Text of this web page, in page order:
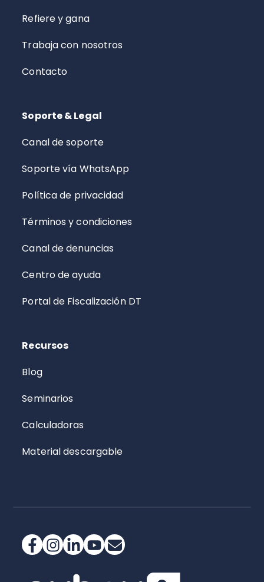
Refiere y gana
Trabaja con nosotros
Contacto
Soporte & Legal
Canal de soporte
Soporte vía WhatsApp
Política de privacidad
Términos y condiciones
Canal de denuncias
Centro de ayuda
Portal de Fiscalización DT
Recursos
Blog
Seminarios
Calculadoras
Material descargable